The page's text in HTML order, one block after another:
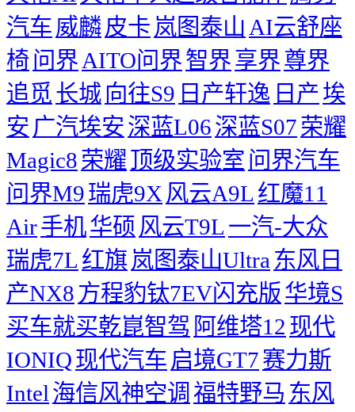
汽车 威麟皮卡 岚图泰山 AI云舒座
椅问界 AITO问界智界享界尊界
追觅长城向往S9 日产轩逸 日产埃
安 广汽埃安深蓝L06深蓝S07荣耀
Magic8荣耀顶级实验室 问界汽车
问界M9瑞虎9X 风云A9L 红魔11
Air手机华硕 风云T9L 一汽-大众
瑞虎7L 红旗 岚图泰山Ultra 东风日
产NX8 方程豹钛7EV闪充版华境S
买车就买乾崑智驾 阿维塔12 现代
IONIQ现代汽车 启境GT7赛力斯
Intel 海信风神空调 福特野马 东风